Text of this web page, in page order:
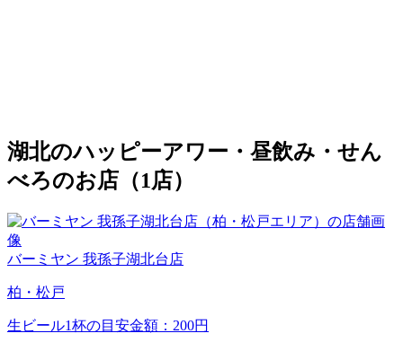
湖北のハッピーアワー・昼飲み・せん
べろのお店（1店）
バーミヤン 我孫子湖北台店
柏・松戸
生ビール1杯の目安金額：200円